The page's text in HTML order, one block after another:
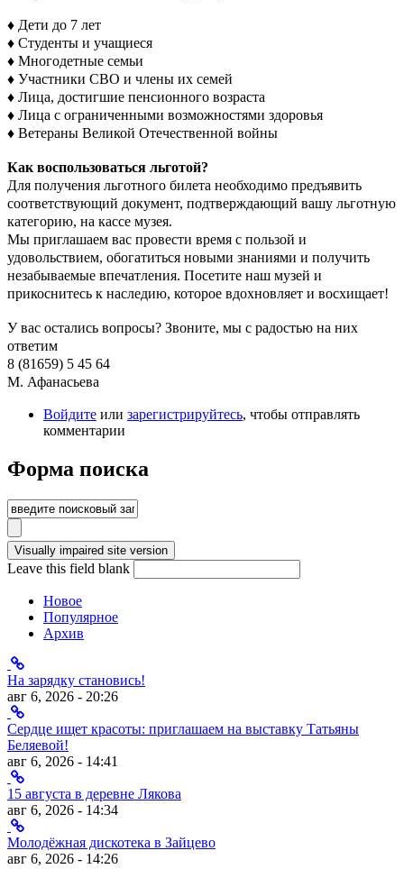
♦ Дети до 7 лет
♦ Студенты и учащиеся
♦ Многодетные семьи
♦ Участники СВО и члены их семей
♦ Лица, достигшие пенсионного возраста
♦ Лица с ограниченными возможностями здоровья
♦ Ветераны Великой Отечественной войны
Как воспользоваться льготой?
Для получения льготного билета необходимо предъявить
соответствующий документ, подтверждающий вашу льготную
категорию, на кассе музея.
Мы приглашаем вас провести время с пользой и
удовольствием, обогатиться новыми знаниями и получить
незабываемые впечатления. Посетите наш музей и
прикоснитесь к наследию, которое вдохновляет и восхищает!
У вас остались вопросы? Звоните, мы с радостью на них
ответим
8 (81659) 5 45 64
М. Афанасьева
Войдите или зарегистрируйтесь, чтобы отправлять
комментарии
Форма поиска
Leave this field blank
Новое
Популярное
Архив
На зарядку становись!
авг 6, 2026 - 20:26
Сердце ищет красоты: приглашаем на выставку Татьяны
Беляевой!
авг 6, 2026 - 14:41
15 августа в деревне Лякова
авг 6, 2026 - 14:34
Молодёжная дискотека в Зайцево
авг 6, 2026 - 14:26